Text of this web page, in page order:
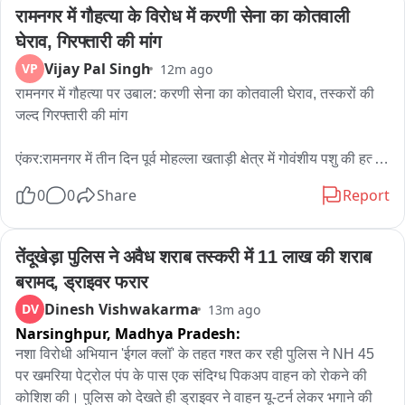
रामनगर में गौहत्या के विरोध में करणी सेना का कोतवाली
घेराव, गिरफ्तारी की मांग
VP Vijay Pal Singh 12m ago
रामनगर में गौहत्या पर उबाल: करणी सेना का कोतवाली घेराव, तस्करों की
जल्द गिरफ्तारी की मांग
एंकर:रामनगर में तीन दिन पूर्व मोहल्ला खताड़ी क्षेत्र में गोवंशीय पशु की हत्या
हिंदूवादी संगठनों के विरोध के बाद अब करणी सेना भी सड़क पर उतर आई है,
कार्यकर्ताओं ने रानीखेत रोड से कोतवाली तक जोरदार प्रदर्शन किया और
पुलिस प्रशासन से आरोपियों की शीघ्र गिरफ्तारी की मांग करते हुए
कोतवाली का घेराव किया.
प्रदर्शन के दौरान करणी सेना के कार्यकर्ताओं ने गौहत्या की घटना पर गहरा
आक्रोश जताया और दोषियों के खिलाफ कड़ी कार्रवाई की मांग
की,प्रदर्शनकारी हाथों में तख्तियां और झंडे लेकर नारेबाजी करते हुए
कोतवाली पहुंचे, जहां उन्होंने पुलिस अधिकारियों को ज्ञापन भी सौंपा.
0 0 Share Report
तेंदूखेड़ा पुलिस ने अवैध शराब तस्करी में 11 लाख की शराब
बरामद, ड्राइवर फरार
DV Dinesh Vishwakarma 13m ago
Narsinghpur, Madhya Pradesh:
नशा विरोधी अभियान 'ईगल क्लॉ' के तहत गश्त कर रही पुलिस ने NH 45
पर खमरिया पेट्रोल पंप के पास एक संदिग्ध पिकअप वाहन को रोकने की
कोशिश की। पुलिस को देखते ही ड्राइवर ने वाहन यू-टर्न लेकर भगाने की